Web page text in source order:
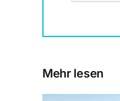
Mehr lesen